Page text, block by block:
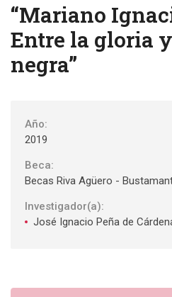
“Mariano
Entre la gloria
negra”
Año:
2019
Beca:
Becas Riva Agüero -
Investigador(a):
José Ignacio Peña de